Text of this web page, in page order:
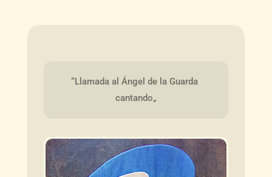
“Llamada al Ángel de la Guarda
cantando„